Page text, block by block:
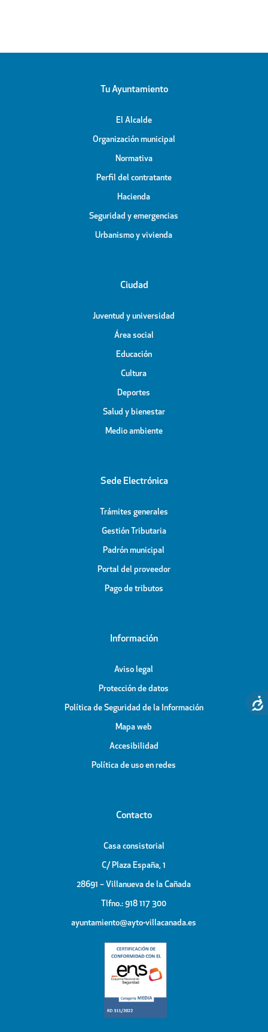
Tu Ayuntamiento
El Alcalde
Organización municipal
Normativa
Perfil del contratante
Hacienda
Seguridad y emergencias
Urbanismo y vivienda
Ciudad
Juventud y universidad
Área social
Educación
Cultura
Deportes
Salud y bienestar
Medio ambiente
Sede Electrónica
Trámites generales
Gestión Tributaria
Padrón municipal
Portal del proveedor
Pago de tributos
Información
Aviso legal
Protección de datos
Política de Seguridad de la Información
Mapa web
Accesibilidad
Política de uso en redes
Contacto
Casa consistorial
C/ Plaza España, 1
28691 – Villanueva de la Cañada
Tlfno.: 918 117 300
ayuntamiento@ayto-villacanada.es